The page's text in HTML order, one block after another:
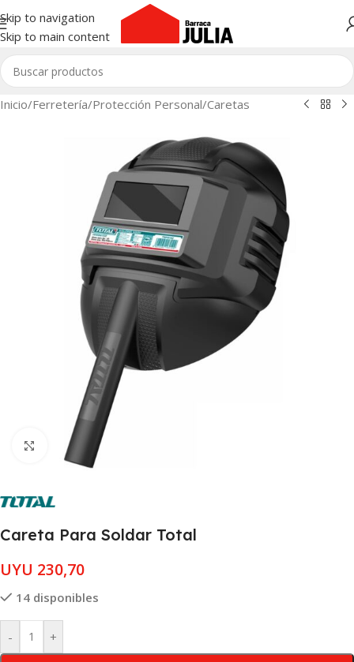
Skip to navigation
Skip to main content
Inicio/Ferretería/Protección Personal/Caretas
Clic para ampliar
Careta Para Soldar Total
UYU 230,70
14 disponibles
- +